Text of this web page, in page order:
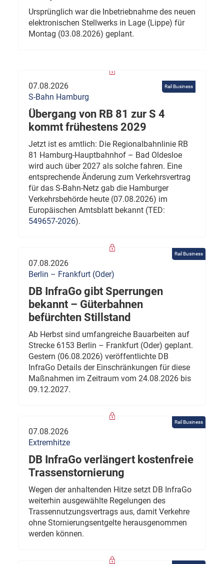
Ursprünglich war die Inbetriebnahme des neuen
elektronischen Stellwerks in Lage (Lippe) für
Montag (03.08.2026) geplant.
Rail Business
07.08.2026
S-Bahn Hamburg
Übergang von RB 81 zur S 4
kommt frühestens 2029
Jetzt ist es amtlich: Die Regionalbahnlinie RB
81 Hamburg-Hauptbahnhof – Bad Oldesloe
wird auch über 2027 als solche fahren. Eine
entsprechende Änderung zum Verkehrsvertrag
für das S-Bahn-Netz gab die Hamburger
Verkehrsbehörde heute (07.08.2026) im
Europäischen Amtsblatt bekannt (TED:
549657-2026).
Rail Business
07.08.2026
Berlin – Frankfurt (Oder)
DB InfraGo gibt Sperrungen
bekannt – Güterbahnen
befürchten Stillstand
Ab Herbst sind umfangreiche Bauarbeiten auf
Strecke 6153 Berlin – Frankfurt (Oder) geplant.
Gestern (06.08.2026) veröffentlichte DB
InfraGo Details der Einschränkungen für diese
Maßnahmen im Zeitraum vom 24.08.2026 bis
09.12.2027.
Rail Business
07.08.2026
Extremhitze
DB InfraGo verlängert kostenfreie
Trassenstornierung
Wegen der anhaltenden Hitze setzt DB InfraGo
weiterhin ausgewählte Regelungen des
Trassennutzungsvertrags aus, damit Verkehre
ohne Stornierungsentgelte herausgenommen
werden können.